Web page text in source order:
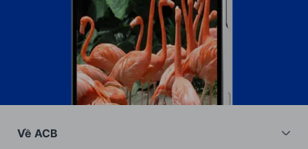
Về ACB